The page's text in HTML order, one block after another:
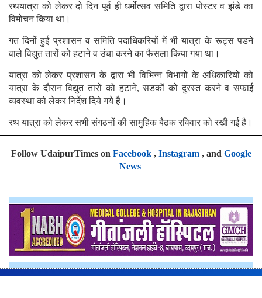
रथयात्रा को लेकर दो दिन पूर्व ही धर्मोत्सव समिति द्वारा पोस्टर व झंडे का
विमोचन किया था।
गत दिनों हुई प्रशासन व समिति पदाधिकरियों में भी यात्रा के रूट्स पडने
वाले विद्युत तारों को हटाने व उंचा करने का फैसला किया गया था।
यात्रा को लेकर प्रशासन के द्वारा भी विभिन्न विभागों के अधिकारियों को
यात्रा के दौरान विद्युत तारों को हटाने, सडकों को दुरस्त करने व सफाई
व्यवस्था को लेकर निर्देश दिये गये है।
रथ यात्रा को लेकर सभी संगठनों की सामुहिक बैठक रविवार को रखी गई है।
Follow UdaipurTimes on Facebook, Instagram, and Google
News